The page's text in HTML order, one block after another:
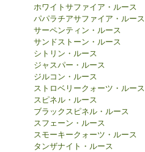
ホワイトサファイア・ルース
パパラチアサファイア・ルース
サーペンティン・ルース
サンドストーン・ルース
シトリン・ルース
ジャスパー・ルース
ジルコン・ルース
ストロベリークォーツ・ルース
スピネル・ルース
ブラックスピネル・ルース
スフェーン・ルース
スモーキークォーツ・ルース
タンザナイト・ルース